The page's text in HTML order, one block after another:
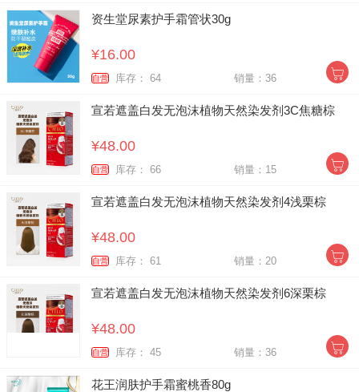
资生堂尿素护手霜管状30g
¥16.00
自营 库存： 64 销量：36
宣若遮盖白发无泡沫植物天然染发剂3C焦糖棕
¥48.00
自营 库存： 66 销量：15
宣若遮盖白发无泡沫植物天然染发剂4浅栗棕
¥48.00
自营 库存： 61 销量：20
宣若遮盖白发无泡沫植物天然染发剂6深栗棕
¥48.00
自营 库存： 45 销量：36
花王润肤护手霜蜜桃香80g